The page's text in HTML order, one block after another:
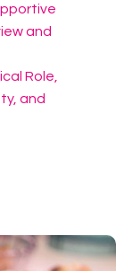
and
Role,
and